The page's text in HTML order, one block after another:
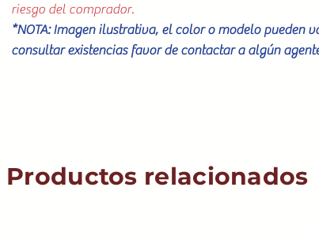
riesgo del comprador.
*NOTA: Imagen ilustrativa, el color o modelo pueden
consultar existencias favor de contactar a algún
Productos relacionados